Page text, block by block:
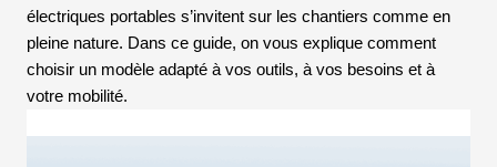
électriques portables s’invitent sur les chantiers comme en
pleine nature. Dans ce guide, on vous explique comment
choisir un modèle adapté à vos outils, à vos besoins et à
votre mobilité.